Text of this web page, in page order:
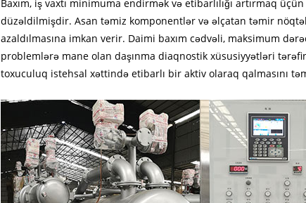
Baxım, iş vaxtı minimuma endirmək və etibarlılığı artırmaq
düzəldilmişdir. Asan təmiz komponentlər və əlçatan təmir
azaldılmasına imkan verir. Daimi baxım cədvəli, maksimum
problemlərə mane olan daşınma diaqnostik xüsusiyyətləri
toxuculuq istehsal xəttində etibarlı bir aktiv olaraq qalmasını